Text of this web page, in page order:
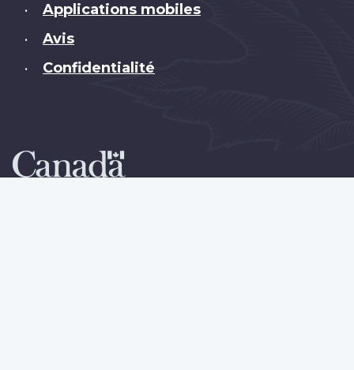
• Applications mobiles
• Avis
• Confidentialité